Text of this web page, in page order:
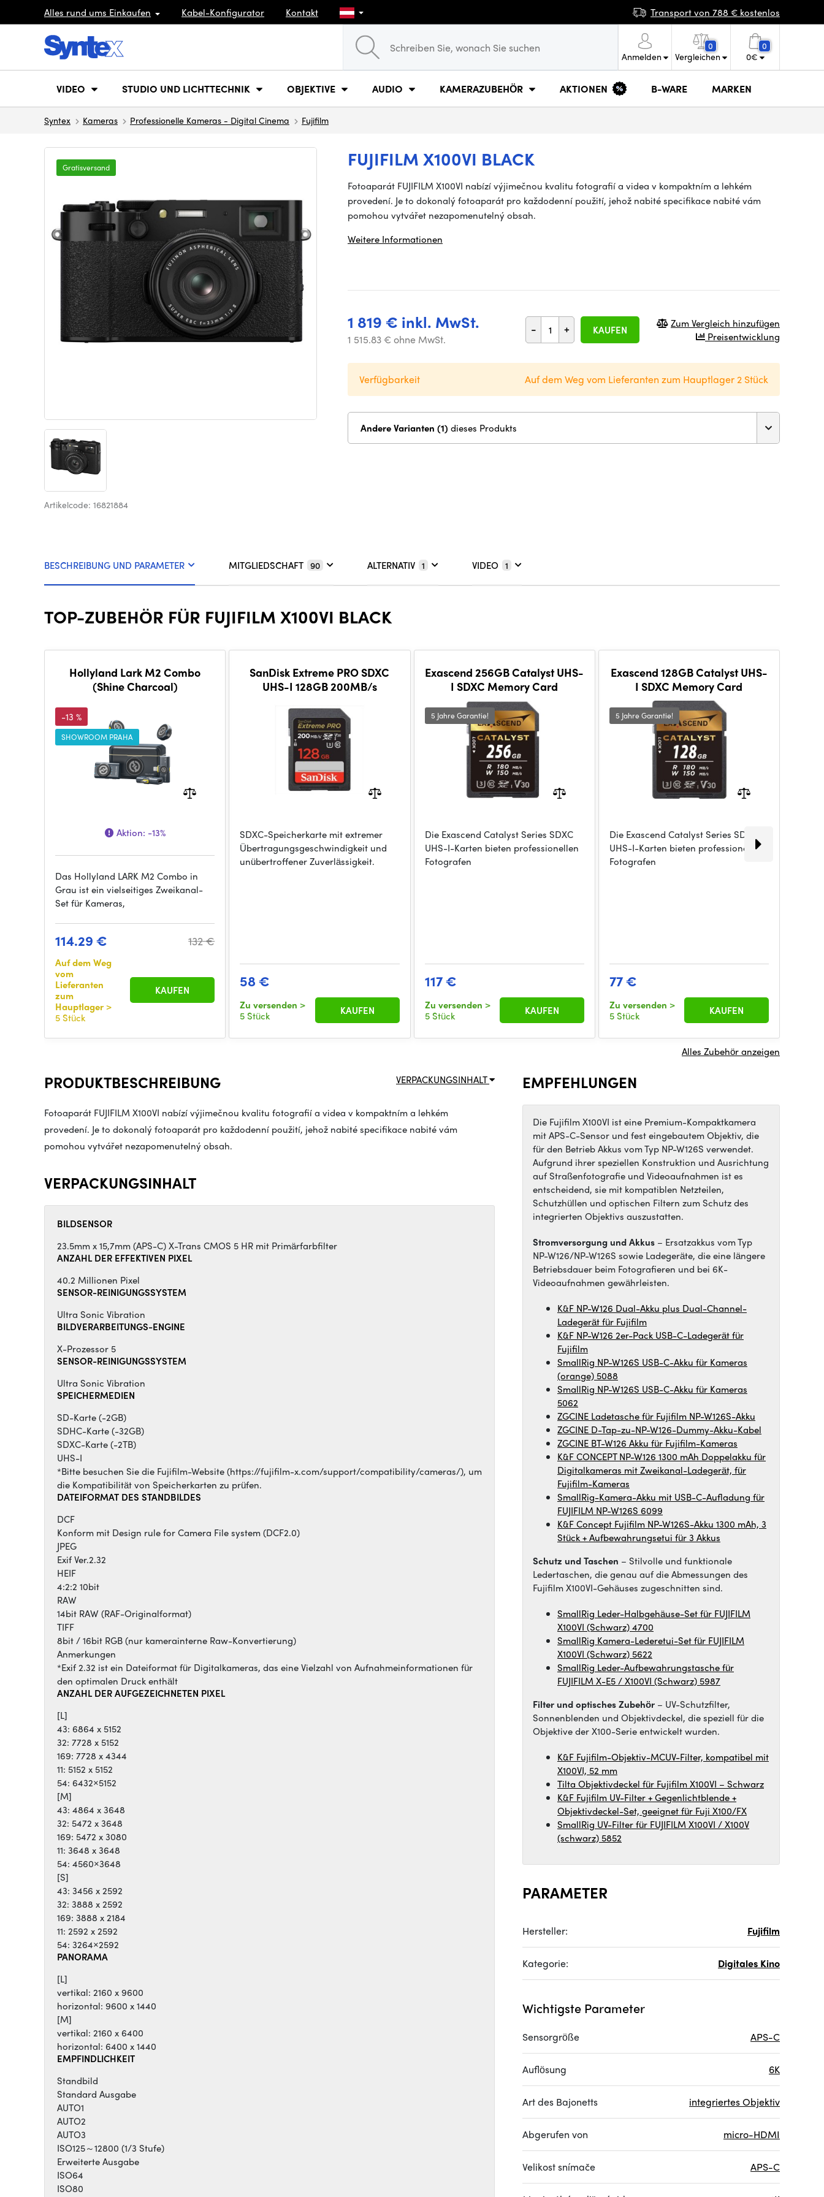
Alles rund ums Einkaufen Kabel-Konfigurator Kontakt Transport von 788 € kostenlos
Anmelden
0
Vergleichen
0
0€
VIDEO STUDIO UND LICHTTECHNIK OBJEKTIVE AUDIO KAMERAZUBEHÖR AKTIONEN B-WARE MARKEN
Syntex Kameras Professionelle Kameras - Digital Cinema Fujifilm
FUJIFILM X100VI BLACK
Gratisversand
Artikelcode: 16821884
Fotoaparát FUJIFILM X100VI nabízí výjimečnou kvalitu fotografií a videa v kompaktním a lehkém
provedení. Je to dokonalý fotoaparát pro každodenní použití, jehož nabité specifikace nabité vám
pomohou vytvářet nezapomenutelný obsah.
Weitere Informationen
1 819 € inkl. MwSt.
1 515.83 € ohne MwSt.
- + KAUFEN
Zum Vergleich hinzufügen
Preisentwicklung
Verfügbarkeit Auf dem Weg vom Lieferanten zum Hauptlager 2 Stück
Andere Varianten (1) dieses Produkts
BESCHREIBUNG UND PARAMETER MITGLIEDSCHAFT 90 ALTERNATIV 1 VIDEO 1
TOP-ZUBEHÖR FÜR FUJIFILM X100VI BLACK
Hollyland Lark M2 Combo
(Shine Charcoal)
-13 %
SHOWROOM PRAHA
Aktion: -13%
Das Hollyland LARK M2 Combo in
Grau ist ein vielseitiges Zweikanal-
Set für Kameras,
114.29 € 132 €
Auf dem Weg
vom
Lieferanten
zum
Hauptlager >
5 Stück
KAUFEN
SanDisk Extreme PRO SDXC
UHS-I 128GB 200MB/s
SDXC-Speicherkarte mit extremer
Übertragungsgeschwindigkeit und
unübertroffener Zuverlässigkeit.
58 €
Zu versenden >
5 Stück
KAUFEN
Exascend 256GB Catalyst UHS-
I SDXC Memory Card
5 Jahre Garantie!
Die Exascend Catalyst Series SDXC
UHS-I-Karten bieten professionellen
Fotografen
117 €
Zu versenden >
5 Stück
KAUFEN
Exascend 128GB Catalyst UHS-
I SDXC Memory Card
5 Jahre Garantie!
Die Exascend Catalyst Series SDXC
UHS-I-Karten bieten professionellen
Fotografen
77 €
Zu versenden >
5 Stück
KAUFEN
Alles Zubehör anzeigen
VERPACKUNGSINHALT
PRODUKTBESCHREIBUNG
Fotoaparát FUJIFILM X100VI nabízí výjimečnou kvalitu fotografií a videa v kompaktním a lehkém
provedení. Je to dokonalý fotoaparát pro každodenní použití, jehož nabité specifikace nabité vám
pomohou vytvářet nezapomenutelný obsah.
VERPACKUNGSINHALT
BILDSENSOR
23.5mm x 15,7mm (APS-C) X-Trans CMOS 5 HR mit Primärfarbfilter
ANZAHL DER EFFEKTIVEN PIXEL
40.2 Millionen Pixel
SENSOR-REINIGUNGSSYSTEM
Ultra Sonic Vibration
BILDVERARBEITUNGS-ENGINE
X-Prozessor 5
SENSOR-REINIGUNGSSYSTEM
Ultra Sonic Vibration
SPEICHERMEDIEN
SD-Karte (-2GB)
SDHC-Karte (-32GB)
SDXC-Karte (-2TB)
UHS-I
*Bitte besuchen Sie die Fujifilm-Website (https://fujifilm-x.com/support/compatibility/cameras/), um
die Kompatibilität von Speicherkarten zu prüfen.
DATEIFORMAT DES STANDBILDES
DCF
Konform mit Design rule for Camera File system (DCF2.0)
JPEG
Exif Ver.2.32
HEIF
4:2:2 10bit
RAW
14bit RAW (RAF-Originalformat)
TIFF
8bit / 16bit RGB (nur kamerainterne Raw-Konvertierung)
Anmerkungen
*Exif 2.32 ist ein Dateiformat für Digitalkameras, das eine Vielzahl von Aufnahmeinformationen für
den optimalen Druck enthält
ANZAHL DER AUFGEZEICHNETEN PIXEL
[L]
43: 6864 x 5152
32: 7728 x 5152
169: 7728 x 4344
11: 5152 x 5152
54: 6432×5152
[M]
43: 4864 x 3648
32: 5472 x 3648
169: 5472 x 3080
11: 3648 x 3648
54: 4560×3648
[S]
43: 3456 x 2592
32: 3888 x 2592
169: 3888 x 2184
11: 2592 x 2592
54: 3264×2592
PANORAMA
[L]
vertikal: 2160 x 9600
horizontal: 9600 x 1440
[M]
vertikal: 2160 x 6400
horizontal: 6400 x 1440
EMPFINDLICHKEIT
Standbild
Standard Ausgabe
AUTO1
AUTO2
AUTO3
ISO125～12800 (1/3 Stufe)
Erweiterte Ausgabe
ISO64
ISO80
EMPFEHLUNGEN
Die Fujifilm X100VI ist eine Premium-Kompaktkamera
mit APS-C-Sensor und fest eingebautem Objektiv, die
für den Betrieb Akkus vom Typ NP-W126S verwendet.
Aufgrund ihrer speziellen Konstruktion und Ausrichtung
auf Straßenfotografie und Videoaufnahmen ist es
entscheidend, sie mit kompatiblen Netzteilen,
Schutzhüllen und optischen Filtern zum Schutz des
integrierten Objektivs auszustatten.
Stromversorgung und Akkus – Ersatzakkus vom Typ
NP-W126/NP-W126S sowie Ladegeräte, die eine längere
Betriebsdauer beim Fotografieren und bei 6K-
Videoaufnahmen gewährleisten.
K&F NP-W126 Dual-Akku plus Dual-Channel-
Ladegerät für Fujifilm
K&F NP-W126 2er-Pack USB-C-Ladegerät für
Fujifilm
SmallRig NP-W126S USB-C-Akku für Kameras
(orange) 5088
SmallRig NP-W126S USB-C-Akku für Kameras
5062
ZGCINE Ladetasche für Fujifilm NP-W126S-Akku
ZGCINE D-Tap-zu-NP-W126-Dummy-Akku-Kabel
ZGCINE BT-W126 Akku für Fujifilm-Kameras
K&F CONCEPT NP-W126 1300 mAh Doppelakku für
Digitalkameras mit Zweikanal-Ladegerät, für
Fujifilm-Kameras
SmallRig-Kamera-Akku mit USB-C-Aufladung für
FUJIFILM NP-W126S 6099
K&F Concept Fujifilm NP-W126S-Akku 1300 mAh, 3
Stück + Aufbewahrungsetui für 3 Akkus
Schutz und Taschen – Stilvolle und funktionale
Ledertaschen, die genau auf die Abmessungen des
Fujifilm X100VI-Gehäuses zugeschnitten sind.
SmallRig Leder-Halbgehäuse-Set für FUJIFILM
X100VI (Schwarz) 4700
SmallRig Kamera-Lederetui-Set für FUJIFILM
X100VI (Schwarz) 5622
SmallRig Leder-Aufbewahrungstasche für
FUJIFILM X-E5 / X100VI (Schwarz) 5987
Filter und optisches Zubehör – UV-Schutzfilter,
Sonnenblenden und Objektivdeckel, die speziell für die
Objektive der X100-Serie entwickelt wurden.
K&F Fujifilm-Objektiv-MCUV-Filter, kompatibel mit
X100VI, 52 mm
Tilta Objektivdeckel für Fujifilm X100VI – Schwarz
K&F Fujifilm UV-Filter + Gegenlichtblende +
Objektivdeckel-Set, geeignet für Fuji X100/FX
SmallRig UV-Filter für FUJIFILM X100VI / X100V
(schwarz) 5852
PARAMETER
Hersteller: Fujifilm
Kategorie: Digitales Kino
Wichtigste Parameter
Sensorgröße APS-C
Auflösung 6K
Art des Bajonetts integriertes Objektiv
Abgerufen von micro-HDMI
Velikost snímače APS-C